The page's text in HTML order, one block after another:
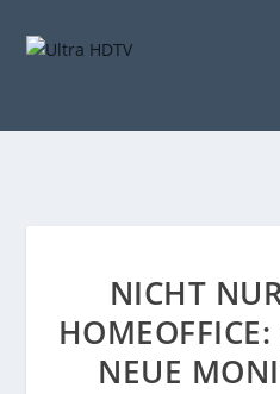
NICHT
HOMEOFFICE:
NEUE